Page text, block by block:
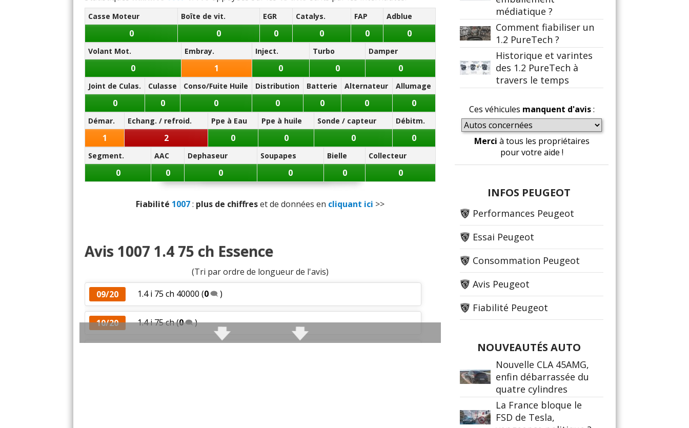
Note des internautes :
11.1/20
Panne la plus signalée :
crémaillère
Casse Moteur Boîte de vit. EGR Catalys. FAP Adblue
0 0 0 0 0 0
Volant Mot. Embray. Inject. Turbo Damper
0 1 0 0 0
Joint de Culas. Culasse Conso/Fuite Huile Distribution Batterie Alternateur Allumage
0 0 0 0 0 0 0
Démar. Echang. / refroid. Ppe à Eau Ppe à huile Sonde / capteur Débitm.
1 2 0 0 0 0
Segment. AAC Dephaseur Soupapes Bielle Collecteur
0 0 0 0 0 0
Fiabilité 1007: plus de chiffreset de données en cliquant ici >>
Avis 1007 1.4 75 ch Essence
(Tri par ordre de longueur de l'avis)
09/20
1.4 i 75 ch 40000 (0 )
10/20 1.4 i 75 ch(0 )
médiatique ?
Comment fiabiliser un
1.2 PureTech ?
Historique et varintes
des 1.2 PureTech à
travers le temps
Ces véhicules manquent d'avis:
Merci à tous les propriétaires
pour votre aide !
INFOS PEUGEOT
Performances Peugeot
Essai Peugeot
Consommation Peugeot
Avis Peugeot
Fiabilité Peugeot
NOUVEAUTÉS AUTO
Nouvelle CLA 45AMG,
enfin débarrassée du
quatre cylindres
La France bloque le
FSD de Tesla,